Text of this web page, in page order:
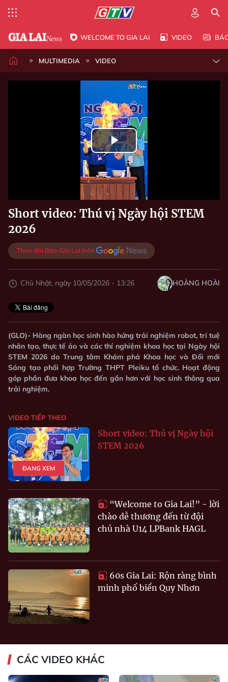
WELCOME TO GIA LAI VIDEO
MULTIMEDIA VIDEO
Play
Video
Short video: Thú vị Ngày hội STEM
2026
Theo dõi Báo Gia Lai trên
Chủ Nhật, ngày 10/05/2026 - 13:26 HOÀNG HOÀI
(GLO)- Hàng ngàn học sinh hào hứng trải nghiệm robot, trí tuệ
nhân tạo, thực tế ảo và các thí nghiệm khoa học tại Ngày hội
STEM 2026 do Trung tâm Khám phá Khoa học và Đổi mới
Sáng tạo phối hợp Trường THPT Pleiku tổ chức. Hoạt động
góp phần đưa khoa học đến gần hơn với học sinh thông qua
trải nghiệm.
VIDEO TIẾP THEO
ĐANG XEM
Short video: Thú vị Ngày hội
STEM 2026
“Welcome to Gia Lai!” - lời
chào dễ thương đến từ đội
chủ nhà U14 LPBank HAGL
60s Gia Lai: Rộn ràng bình
minh phố biển Quy Nhơn
CÁC VIDEO KHÁC